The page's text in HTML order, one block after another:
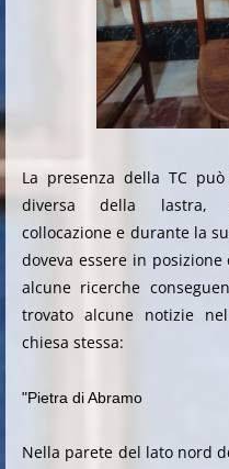
La presenza della TC
diversa della lastra,
collocazione e durante la
doveva essere in
alcune ricerche
trovato alcune notizie
chiesa stessa:
"Pietra di Abramo
Nella parete del lato nord